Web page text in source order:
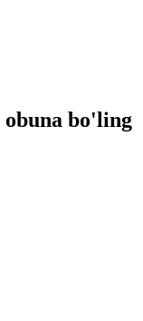
obuna bo'ling